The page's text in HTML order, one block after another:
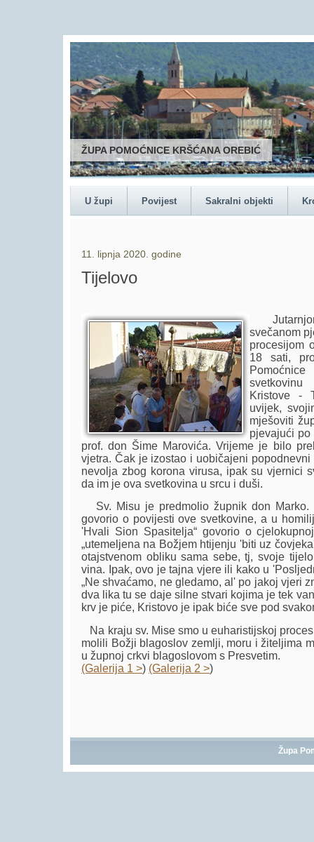
ŽUPA POMOĆNICE KRŠĆANA OREBIĆ
U župi Povijest Sakralni objekti
11. lipnja 2020. godine
Tijelovo
svečanom
procesijom
18 sati,
Kristove -
uvijek,
mješoviti
pjevajući po
prof. don Šime Marovića. Vrijeme je bilo
vjetra. Čak je izostao i uobičajeni
nevolja zbog korona virusa, ipak su vjernici
da im je ova svetkovina u srcu i duši.
Sv. Misu je predmolio župnik don Marko.
govorio o povijesti ove svetkovine, a u
'Hvali Sion Spasitelja“ govorio o
„utemeljena na Božjem htijenju 'biti uz
otajstvenom obliku sama sebe, tj, svoje
vina. Ipak, ovo je tajna vjere ili kako u
„Ne shvaćamo, ne gledamo, al' po jakoj vjeri
dva lika tu se daje silne stvari kojima je tek
krv je piće, Kristovo je ipak biće sve pod
Na kraju sv. Mise smo u euharistijskoj
molili Božji blagoslov zemlji, moru i žiteljima
u župnoj crkvi blagoslovom s Presvetim.
(Galerija 1 >) (Galerija 2 >)
Župa